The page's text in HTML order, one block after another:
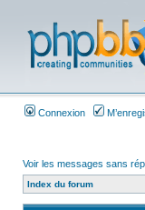
Connexion
Voir les messages sans
Index du forum